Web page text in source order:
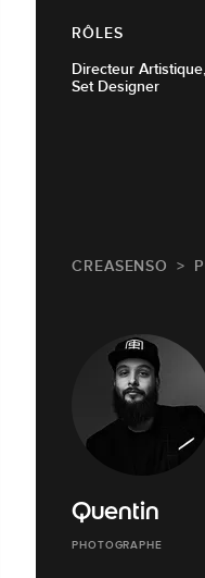
RÔLES
Directeur
Set Designer
CREASENSO
Quentin
PHOTOGRAPHE